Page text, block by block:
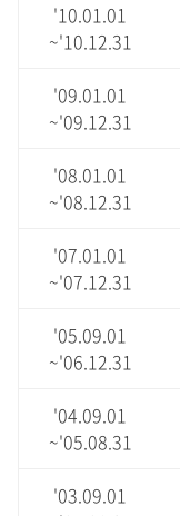
'10.01.01
~'10.12.31
'09.01.01
~'09.12.31
'08.01.01
~'08.12.31
'07.01.01
~'07.12.31
'05.09.01
~'06.12.31
'04.09.01
~'05.08.31
'03.09.01